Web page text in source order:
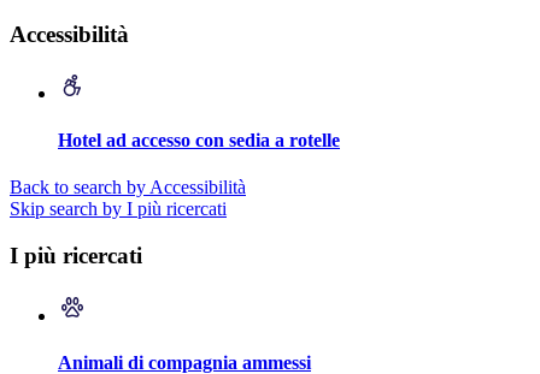
Accessibilità
Hotel ad accesso con sedia a rotelle
Back to search by Accessibilità
Skip search by I più ricercati
I più ricercati
Animali di compagnia ammessi